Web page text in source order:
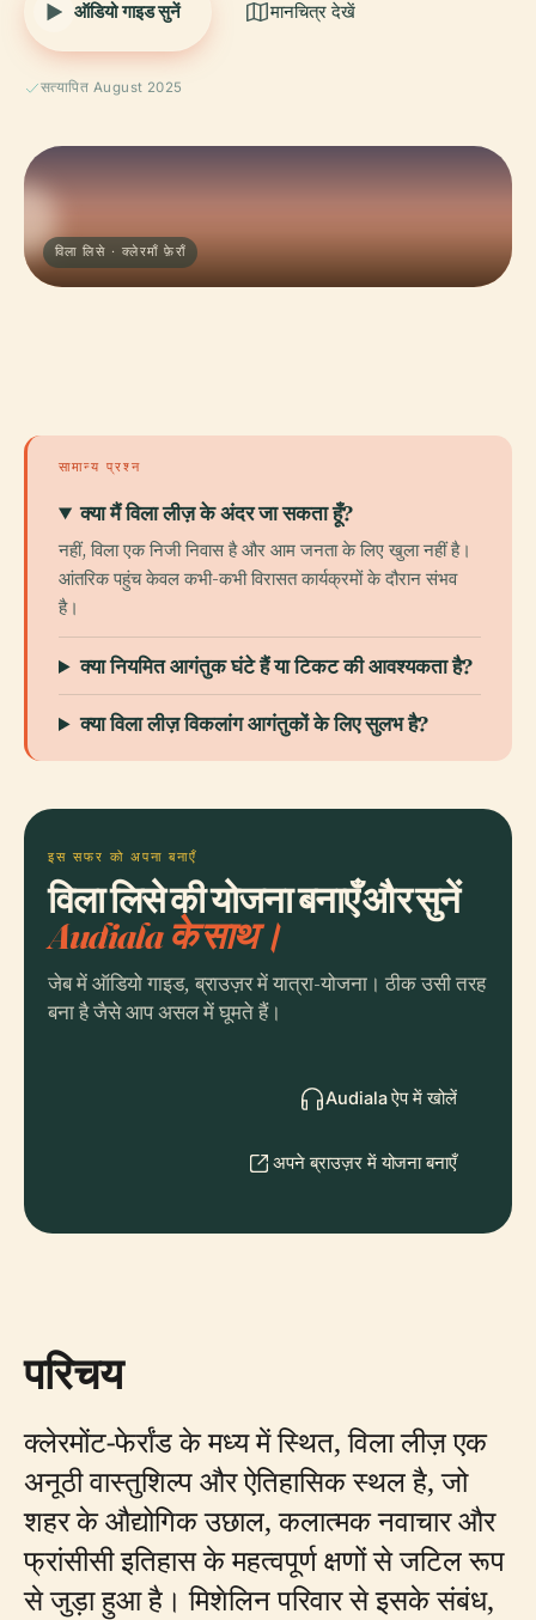
ऑडियो गाइड सुनें मानचित्र देखें
सत्यापित August 2025
विला लिसे · क्लेरमाँ फ़ेराँ
सामान्य प्रश्न
क्या मैं विला लीज़ के अंदर जा सकता हूँ?
नहीं, विला एक निजी निवास है और आम जनता के लिए खुला नहीं है।
आंतरिक पहुंच केवल कभी-कभी विरासत कार्यक्रमों के दौरान संभव
है।
क्या नियमित आगंतुक घंटे हैं या टिकट की आवश्यकता है?
क्या विला लीज़ विकलांग आगंतुकों के लिए सुलभ है?
इस सफर को अपना बनाएँ
विला लिसे की योजना बनाएँ और सुनें
Audiala के साथ।
जेब में ऑडियो गाइड, ब्राउज़र में यात्रा-योजना। ठीक उसी तरह
बना है जैसे आप असल में घूमते हैं।
Audiala ऐप में खोलें
अपने ब्राउज़र में योजना बनाएँ
परिचय
क्लेरमोंट-फेर्रांड के मध्य में स्थित, विला लीज़ एक
अनूठी वास्तुशिल्प और ऐतिहासिक स्थल है, जो
शहर के औद्योगिक उछाल, कलात्मक नवाचार और
फ्रांसीसी इतिहास के महत्वपूर्ण क्षणों से जटिल रूप
से जुड़ा हुआ है। मिशेलिन परिवार से इसके संबंध,